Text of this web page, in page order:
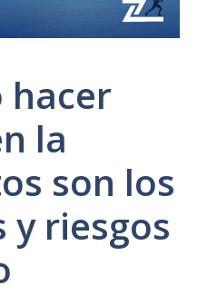
hacer
la
son los
y riesgos